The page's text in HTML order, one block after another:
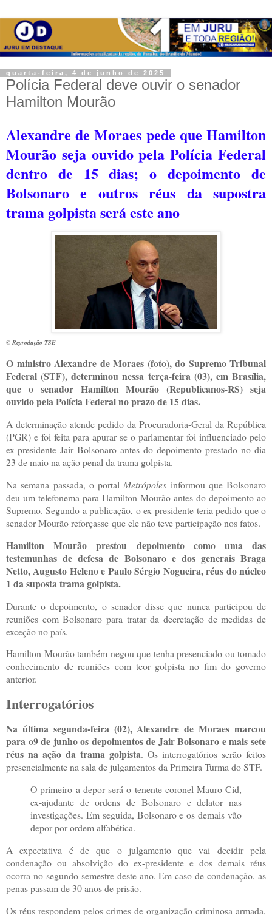
quarta-feira, 4 de junho de 2025
Polícia Federal deve ouvir o senador
Hamilton Mourão
Alexandre de Moraes pede que Hamilton
Mourão seja ouvido pela Polícia Federal
dentro de 15 dias; o depoimento de
Bolsonaro e outros réus da supostra
trama golpista será este ano
© Reprodução TSE
O ministro Alexandre de Moraes (foto), do Supremo Tribunal
Federal (STF), determinou nessa terça-feira (03), em Brasília,
que o senador Hamilton Mourão (Republicanos-RS) seja
ouvido pela Polícia Federal no prazo de 15 dias.
A determinação atende pedido da Procuradoria-Geral da República
(PGR) e foi feita para apurar se o parlamentar foi influenciado pelo
ex-presidente Jair Bolsonaro antes do depoimento prestado no dia
23 de maio na ação penal da trama golpista.
Na semana passada, o portal Metrópoles informou que Bolsonaro
deu um telefonema para Hamilton Mourão antes do depoimento ao
Supremo. Segundo a publicação, o ex-presidente teria pedido que o
senador Mourão reforçasse que ele não teve participação nos fatos.
Hamilton Mourão prestou depoimento como uma das
testemunhas de defesa de Bolsonaro e dos generais Braga
Netto, Augusto Heleno e Paulo Sérgio Nogueira, réus do núcleo
1 da suposta trama golpista.
Durante o depoimento, o senador disse que nunca participou de
reuniões com Bolsonaro para tratar da decretação de medidas de
exceção no país.
Hamilton Mourão também negou que tenha presenciado ou tomado
conhecimento de reuniões com teor golpista no fim do governo
anterior.
Interrogatórios
Na última segunda-feira (02), Alexandre de Moraes marcou
para o9 de junho os depoimentos de Jair Bolsonaro e mais sete
réus na ação da trama golpista. Os interrogatórios serão feitos
presencialmente na sala de julgamentos da Primeira Turma do STF.
O primeiro a depor será o tenente-coronel Mauro Cid,
ex-ajudante de ordens de Bolsonaro e delator nas
investigações. Em seguida, Bolsonaro e os demais vão
depor por ordem alfabética.
A expectativa é de que o julgamento que vai decidir pela
condenação ou absolvição do ex-presidente e dos demais réus
ocorra no segundo semestre deste ano. Em caso de condenação, as
penas passam de 30 anos de prisão.
Os réus respondem pelos crimes de organização criminosa armada,